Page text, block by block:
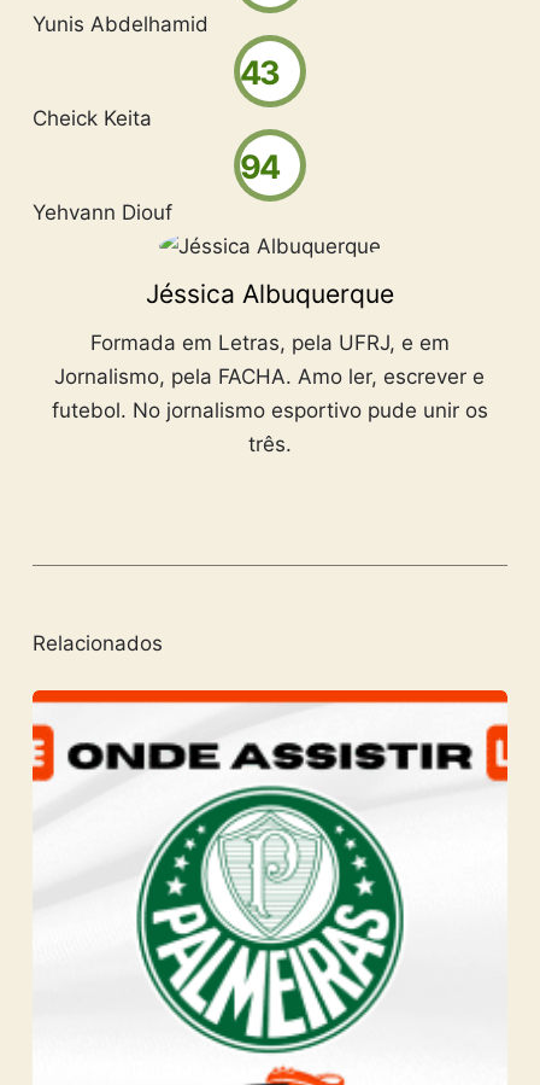
Yunis Abdelhamid
43
Cheick Keita
94
Yehvann Diouf
Jéssica Albuquerque
Formada em Letras, pela UFRJ, e em
Jornalismo, pela FACHA. Amo ler, escrever e
futebol. No jornalismo esportivo pude unir os
três.
Relacionados